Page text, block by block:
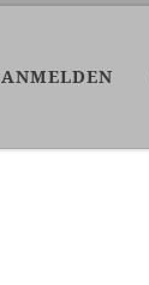
ANMELDEN